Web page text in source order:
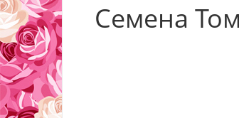
Семена